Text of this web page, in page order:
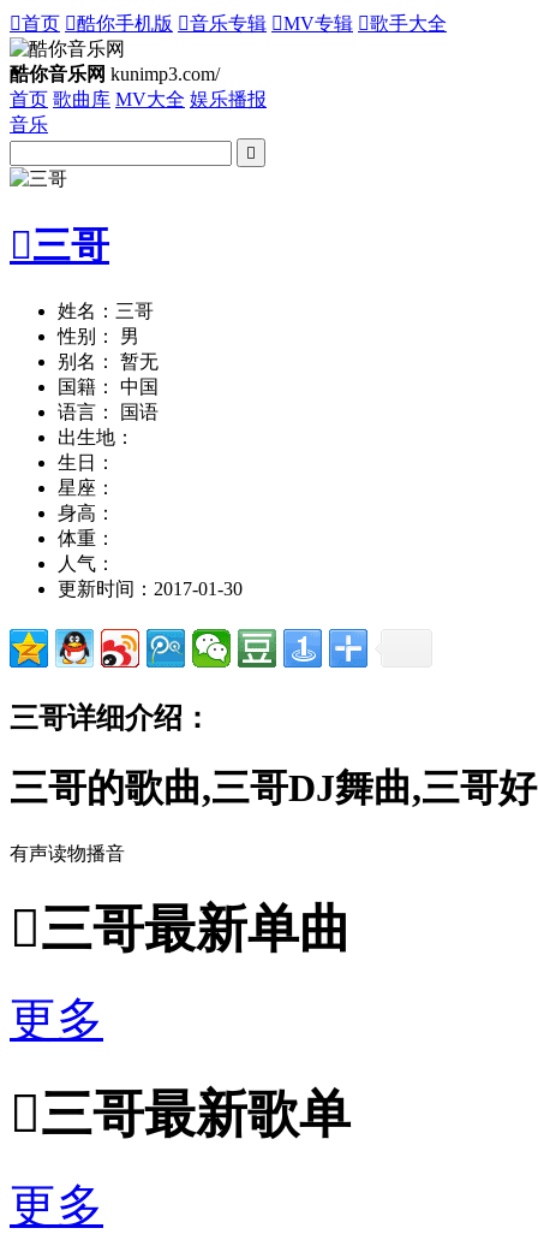
首页 酷你手机版 音乐专辑 MV专辑 歌手大全
酷你音乐网 kunimp3.com/
首页 歌曲库 MV大全 娱乐播报
音乐

三哥
姓名：三哥
性别： 男
别名： 暂无
国籍： 中国
语言： 国语
出生地：
生日：
星座：
身高：
体重：
人气：
更新时间：2017-01-30
三哥详细介绍：
三哥的歌曲,三哥DJ舞曲,三哥
有声读物播音
三哥最新单曲
更多
三哥最新歌单
更多